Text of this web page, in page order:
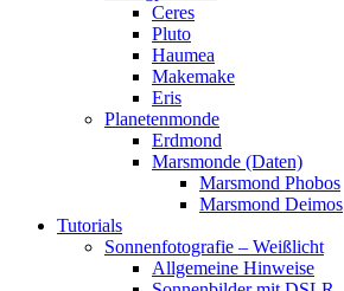
Ceres
Pluto
Haumea
Makemake
Eris
Planetenmonde
Erdmond
Marsmonde (Daten)
Marsmond Phobos
Marsmond Deimos
Tutorials
Sonnenfotografie – Weißlicht
Allgemeine Hinweise